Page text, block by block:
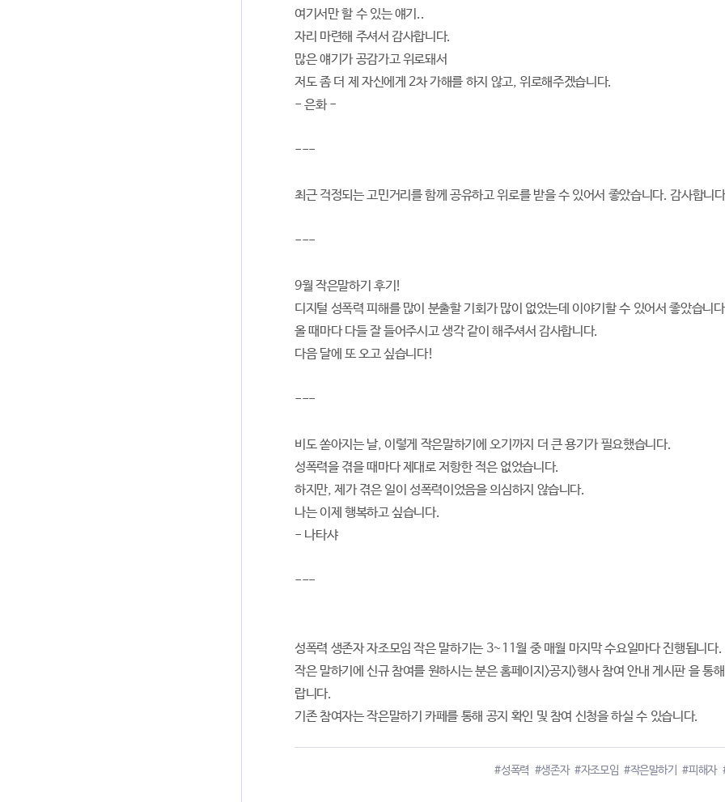
여기서만 할 수 있는 얘기..
자리 마련해 주셔서 감사합니다.
많은 얘기가 공감가고 위로돼서
저도 좀 더 제 자신에게 2차 가해를 하지 않고, 위로해주겠습니다.
- 은화 -
---
최근 걱정되는 고민거리를 함께 공유하고 위로를 받을 수 있어서 좋았습니다. 감사합니
---
9월 작은말하기 후기!
디지털 성폭력 피해를 많이 분출할 기회가 많이 없었는데 이야기할 수 있어서 좋았습니
올 때마다 다들 잘 들어주시고 생각 같이 해주셔서 감사합니다.
다음 달에 또 오고 싶습니다!
---
비도 쏟아지는 날, 이렇게 작은말하기에 오기까지 더 큰 용기가 필요했습니다.
성폭력을 겪을 때마다 제대로 저항한 적은 없었습니다.
하지만, 제가 겪은 일이 성폭력이었음을 의심하지 않습니다.
나는 이제 행복하고 싶습니다.
- 나타샤
---
성폭력 생존자 자조모임 작은 말하기는 3~11월 중 매월 마지막 수요일마다 진행됩니다.
작은 말하기에 신규 참여를 원하시는 분은 홈페이지>공지>행사 참여 안내 게시판 을 통
랍니다.
기존 참여자는 작은말하기 카페를 통해 공지 확인 및 참여 신청을 하실 수 있습니다.
#성폭력 #생존자 #자조모임 #작은말하기 #피해자